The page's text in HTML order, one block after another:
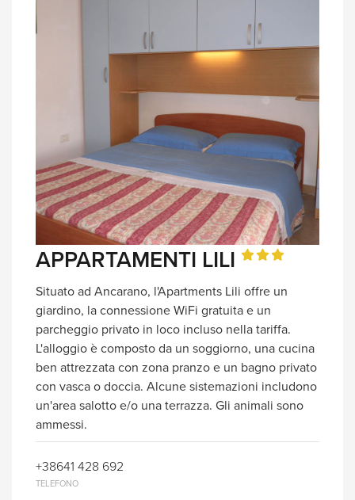
APPARTAMENTI LILI
Situato ad Ancarano, l'Apartments Lili offre un
giardino, la connessione WiFi gratuita e un
parcheggio privato in loco incluso nella tariffa.
L'alloggio è composto da un soggiorno, una cucina
ben attrezzata con zona pranzo e un bagno privato
con vasca o doccia. Alcune sistemazioni includono
un'area salotto e/o una terrazza. Gli animali sono
ammessi.
+38641 428 692
TELEFONO